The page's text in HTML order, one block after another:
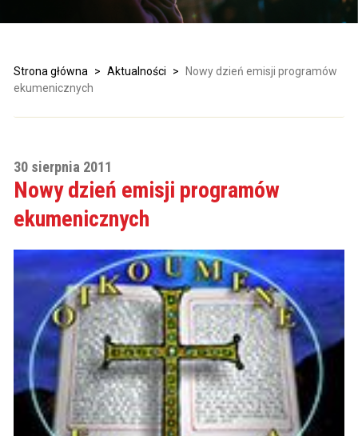
Strona główna > Aktualności >
Nowy dzień emisji programów
ekumenicznych
30 sierpnia 2011
Nowy dzień emisji programów
ekumenicznych